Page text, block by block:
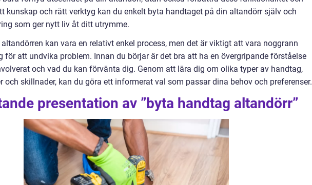
kunskap och rätt verktyg kan du enkelt byta handtaget på din altandörr själv och
som ger nytt liv åt ditt utrymme.
kan vara en relativt enkel process, men det är viktigt att vara noggrann
för att undvika problem. Innan du börjar är det bra att ha en övergripande förståelse
och vad du kan förvänta dig. Genom att lära dig om olika typer av handtag,
och skillnader, kan du göra ett informerat val som passar dina behov och preferenser.
presentation av ”byta handtag altandörr”